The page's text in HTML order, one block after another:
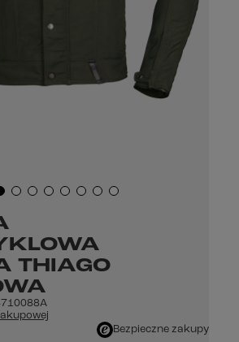
THIAGO
Bezpieczne zakupy